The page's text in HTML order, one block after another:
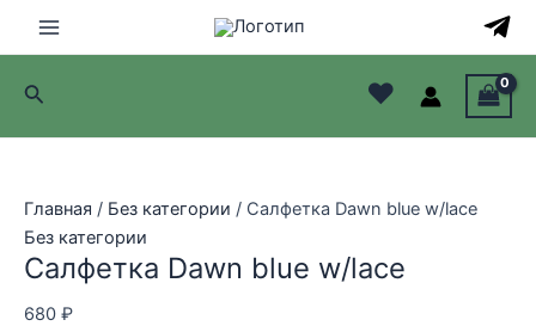
Main
Menu
Поиск ♥
Главная / Без категории / Салфетка Dawn blue w/lace
Без категории
Салфетка Dawn blue w/lace
680 ₽